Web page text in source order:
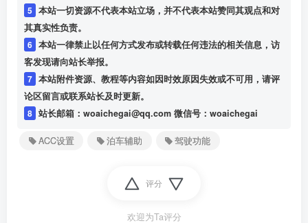
5 本站一切资源不代表本站立场，并不代表本站赞同其观点和对
其真实性负责。
6 本站一律禁止以任何方式发布或转载任何违法的相关信息，访
客发现请向站长举报。
7 本站附件资源、教程等内容如因时效原因失效或不可用，请评
论区留言或联系站长及时更新。
8
站长邮箱：woaichegai@qq.com 微信号：woaichegai
ACC设置 泊车辅助 驾驶功能
评分
欢迎为Ta评分